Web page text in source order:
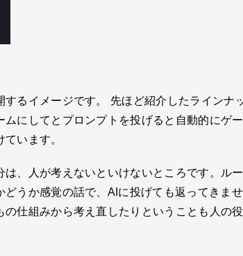
るイメージです。 先ほど紹介したラインナ
にしてとプロンプトを投げると自動的にゲー
います。
、人が考えないといけないところです。ルー
うか感覚の話で、AIに投げても返ってきませ
仕組みから考え直したりということも人の役